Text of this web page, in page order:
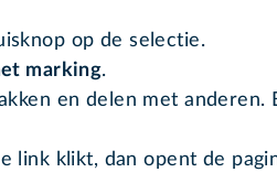
op de selectie.
marking.
en delen met anderen.
link klikt, dan opent de